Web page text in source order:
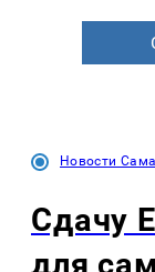
Новости
Сдачу
для